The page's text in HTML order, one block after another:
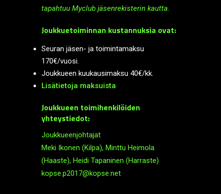
tapahtuu Myclub jäsenrekisterin kautta.
Joukkuetoiminnan kustannuksia ovat:
Seuran jäsen- ja toimintamaksu
170€/vuosi.
Joukkueen kuukausimaksu 40€/kk.
Lisätietoja maksuista
Joukkueen toimihenkilöiden
yhteystiedot:
Joukkueenjohtajat
Meki Ikonen (Kilpa), Minttu Heimola
(Haaste), Heidi Tapaninen (Harraste)
kopse.p2017@kopse.net